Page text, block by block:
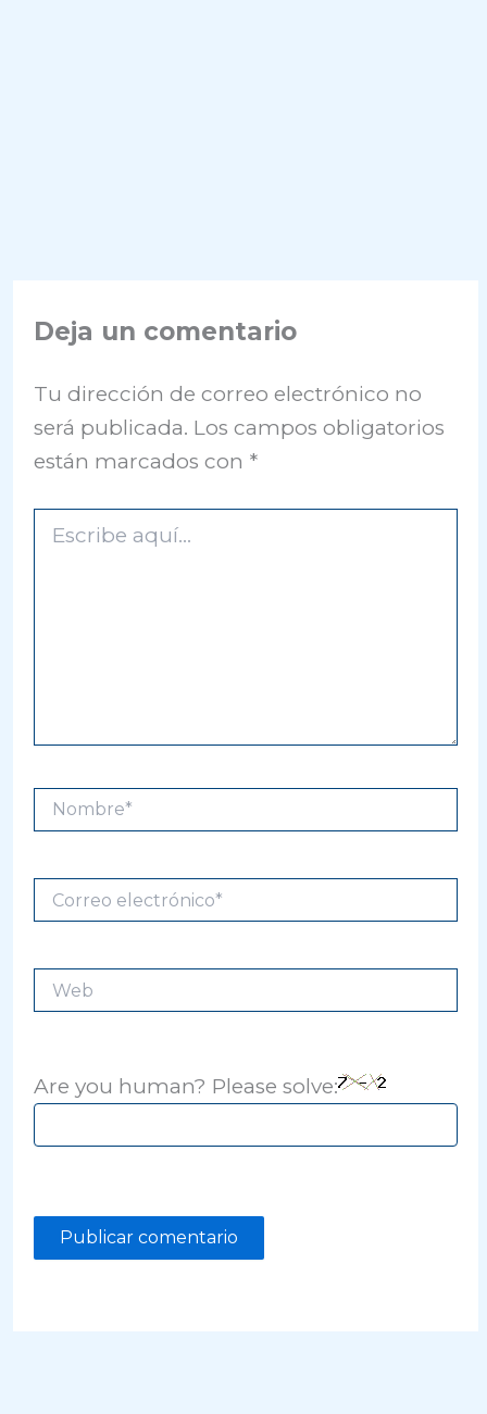
Deja un comentario
Tu dirección de correo electrónico no
será publicada. Los campos obligatorios
están marcados con *
aquí...
Nombre*
electrónico*
Are you human? Please solve: